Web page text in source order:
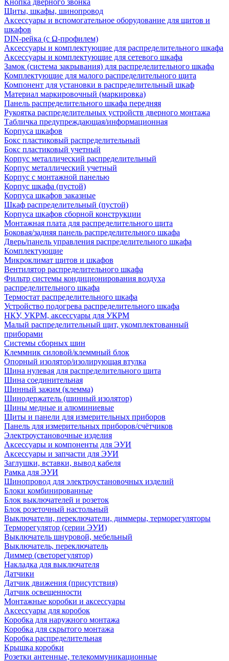
Кнопка дверного звонка
Щиты, шкафы, шинопровод
Аксессуары и вспомогательное оборудование для щитов и
шкафов
DIN-рейка (с Ω-профилем)
Аксессуары и комплектующие для распределительного шкафа
Аксессуары и комплектующие для сетевого шкафа
Замок (система закрывания) для распределительного шкафа
Комплектующие для малого распределительного щита
Компонент для установки в распределительный шкаф
Материал маркировочный (маркировка)
Панель распределительного шкафа передняя
Рукоятка распределительных устройств дверного монтажа
Табличка предупреждающая/информационная
Корпуса шкафов
Бокс пластиковый распределительный
Бокс пластиковый учетный
Корпус металлический распределительный
Корпус металлический учетный
Корпус с монтажной панелью
Корпус шкафа (пустой)
Корпуса шкафов заказные
Шкаф распределительный (пустой)
Корпуса шкафов сборной конструкции
Монтажная плата для распределительного щита
Боковая/задняя панель распределительного шкафа
Дверь/панель управления распределительного шкафа
Комплектующие
Микроклимат щитов и шкафов
Вентилятор распределительного шкафа
Фильтр системы кондиционирования воздуха
распределительного шкафа
Термостат распределительного шкафа
Устройство подогрева распределительного шкафа
НКУ, УКРМ, аксессуары для УКРМ
Малый распределительный щит, укомплектованный
приборами
Системы сборных шин
Клеммник силовой/клеммный блок
Опорный изолятор/изолирующая втулка
Шина нулевая для распределительного щита
Шина соединительная
Шинный зажим (клемма)
Шинодержатель (шинный изолятор)
Шины медные и алюминиевые
Щиты и панели для измерительных приборов
Панель для измерительных приборов/счётчиков
Электроустановочные изделия
Аксессуары и компоненты для ЭУИ
Аксессуары и запчасти для ЭУИ
Заглушки, вставки, вывод кабеля
Рамка для ЭУИ
Шинопровод для электроустановочных изделий
Блоки комбинированные
Блок выключателей и розеток
Блок розеточный настольный
Выключатели, переключатели, диммеры, терморегуляторы
Терморегулятор (серии ЭУИ)
Выключатель шнуровой, мебельный
Выключатель, переключатель
Диммер (светорегулятор)
Накладка для выключателя
Датчики
Датчик движения (присутствия)
Датчик освещенности
Монтажные коробки и аксессуары
Аксессуары для коробок
Коробка для наружного монтажа
Коробка для скрытого монтажа
Коробка распределительная
Крышка коробки
Розетки антенные, телекоммуникационные